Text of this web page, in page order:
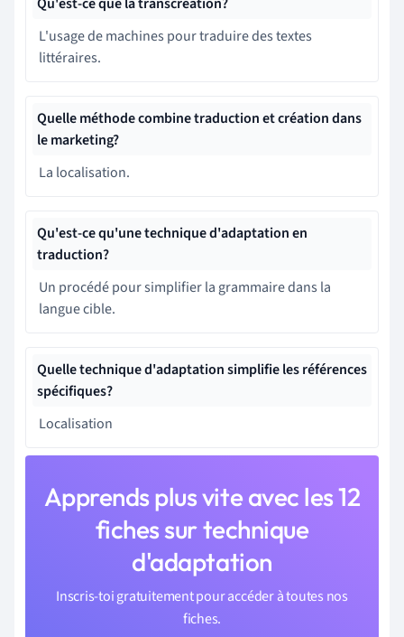
L'usage de machines pour traduire des textes
littéraires.
Quelle méthode combine traduction et création dans
le marketing?
La localisation.
Qu'est-ce qu'une technique d'adaptation en
traduction?
Un procédé pour simplifier la grammaire dans la
langue cible.
Quelle technique d'adaptation simplifie les références
spécifiques?
Localisation
Apprends plus vite avec les 12
fiches sur technique
d'adaptation
Inscris-toi gratuitement pour accéder à toutes nos
fiches.